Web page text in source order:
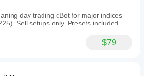
day trading cBot for major indices
Sell setups only. Presets included.
$79